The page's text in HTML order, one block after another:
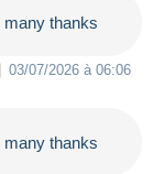
thanks
03/07/2026 à 06:06
thanks